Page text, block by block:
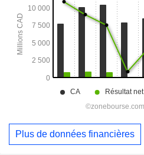
Plus de données financières